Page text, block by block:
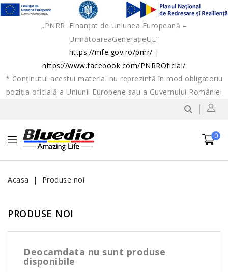
„PNRR. Finanțat de Uniunea Europeană –
UrmătoareaGenerațieUE”
https://mfe.gov.ro/pnrr/ |
https://www.facebook.com/PNRROficial/
* Conținutul acestui material nu reprezintă în mod obligatoriu
poziția oficială a Uniunii Europene sau a Guvernului României
0
Acasa Produse noi
PRODUSE NOI
Deocamdata nu sunt produse
disponibile